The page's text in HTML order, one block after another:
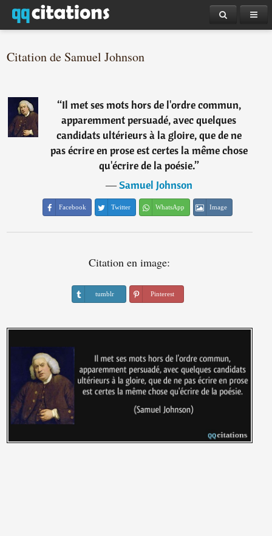
Citation de Samuel Johnson
“Il met ses mots hors de l'ordre commun,
apparemment persuadé, avec quelques
candidats ultérieurs à la gloire, que de ne
pas écrire en prose est certes la même chose
qu'écrire de la poésie.”
―Samuel Johnson
Facebook Twitter WhatsApp Image
Citation en image:
tumblr Pinterest